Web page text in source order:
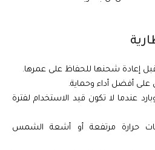
قبل إعادة شحنها للحفاظ على عمرها.
أفضل أداء وحماية.
عندما لا تكون قيد الاستخدام لفترة
حرارة مرتفعة أو أشعة الشمس